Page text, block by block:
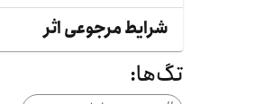
شرایط مرجوعی اثر
تگ‌ها: